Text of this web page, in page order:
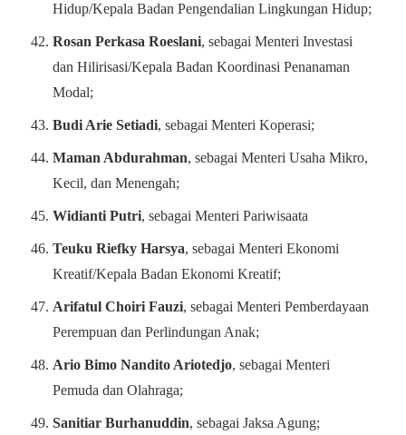
Hidup/Kepala Badan Pengendalian Lingkungan Hidup;
Rosan Perkasa Roeslani, sebagai Menteri Investasi
dan Hilirisasi/Kepala Badan Koordinasi Penanaman
Modal;
Budi Arie Setiadi, sebagai Menteri Koperasi;
Maman Abdurahman, sebagai Menteri Usaha Mikro,
Kecil, dan Menengah;
Widianti Putri, sebagai Menteri Pariwisaata
Teuku Riefky Harsya, sebagai Menteri Ekonomi
Kreatif/Kepala Badan Ekonomi Kreatif;
Arifatul Choiri Fauzi, sebagai Menteri Pemberdayaan
Perempuan dan Perlindungan Anak;
Ario Bimo Nandito Ariotedjo, sebagai Menteri
Pemuda dan Olahraga;
Sanitiar Burhanuddin, sebagai Jaksa Agung;